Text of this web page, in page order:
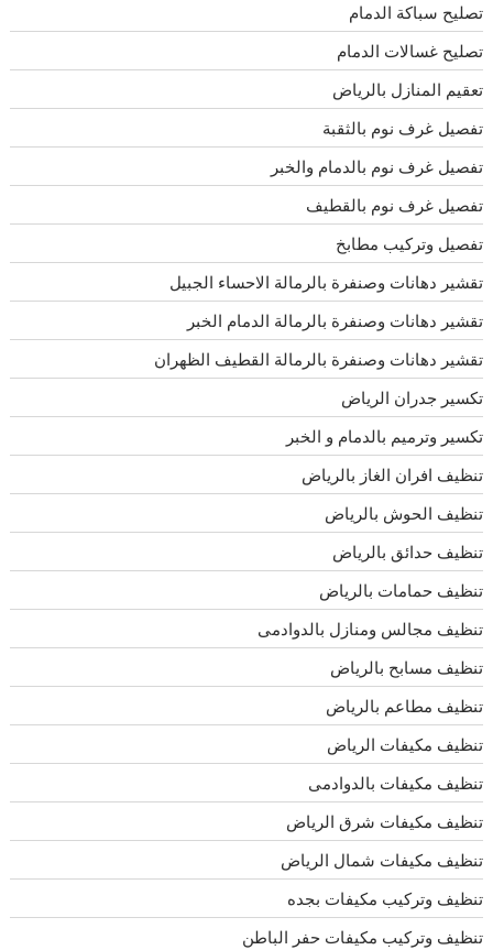
تصليح سباكة الدمام
تصليح غسالات الدمام
تعقيم المنازل بالرياض
تفصيل غرف نوم بالثقبة
تفصيل غرف نوم بالدمام والخبر
تفصيل غرف نوم بالقطيف
تفصيل وتركيب مطابخ
تقشير دهانات وصنفرة بالرمالة الاحساء الجبيل
تقشير دهانات وصنفرة بالرمالة الدمام الخبر
تقشير دهانات وصنفرة بالرمالة القطيف الظهران
تكسير جدران الرياض
تكسير وترميم بالدمام و الخبر
تنظيف افران الغاز بالرياض
تنظيف الحوش بالرياض
تنظيف حدائق بالرياض
تنظيف حمامات بالرياض
تنظيف مجالس ومنازل بالدوادمى
تنظيف مسابح بالرياض
تنظيف مطاعم بالرياض
تنظيف مكيفات الرياض
تنظيف مكيفات بالدوادمى
تنظيف مكيفات شرق الرياض
تنظيف مكيفات شمال الرياض
تنظيف وتركيب مكيفات بجده
تنظيف وتركيب مكيفات حفر الباطن